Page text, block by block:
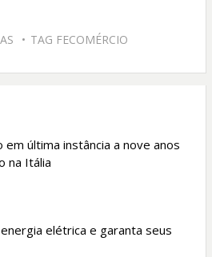
e
o
k
at
A
p
ittai
TAG FECOMÉRCIO
em última instância a nove anos
na Itália
elétrica e garanta seus